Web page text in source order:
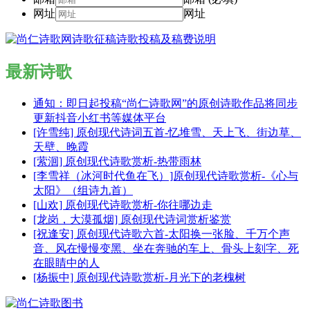
网址
网址
最新诗歌
通知：即日起投稿“尚仁诗歌网”的原创诗歌作品将同步
更新抖音小红书等媒体平台
[许雪纯] 原创现代诗词五首-忆堆雪、天上飞、街边草、
天壁、晚霞
[萦洄] 原创现代诗歌赏析-热带雨林
[李雪祥（冰河时代鱼在飞）]原创现代诗歌赏析-《心与
太阳》（组诗九首）
[山欢] 原创现代诗歌赏析-你往哪边走
[龙岗，大漠孤烟] 原创现代诗词赏析鉴赏
[祝逢安] 原创现代诗歌六首-太阳换一张脸、千万个声
音、风在慢慢变黑、坐在奔驰的车上、骨头上刻字、死
在眼睛中的人
[杨振中] 原创现代诗歌赏析-月光下的老槐树